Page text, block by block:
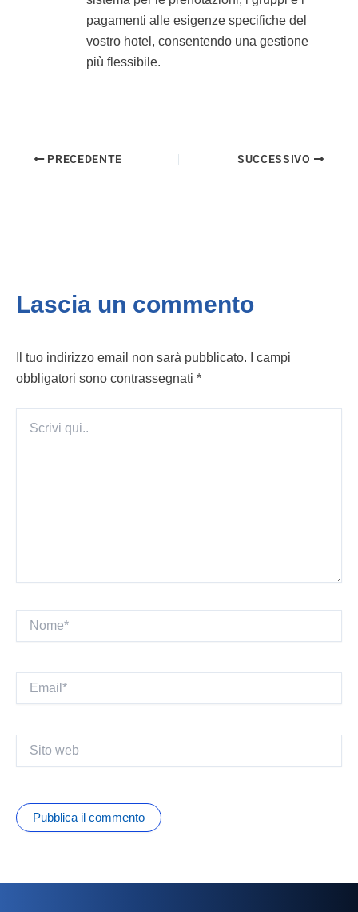
pagamenti alle esigenze specifiche del
vostro hotel, consentendo una gestione
più flessibile.
PRECEDENTE SUCCESSIVO
Lascia un commento
Il tuo indirizzo email non sarà pubblicato.
I campi
obbligatori sono contrassegnati *
qui..
web